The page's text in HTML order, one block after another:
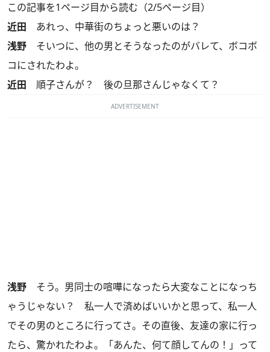
この記事を1ページ目から読む（2/5ページ目）
近田 あれっ、中華街のちょっと悪いのは？
浅野 そいつに、他の男とそうなったのがバレて、ボコボ
コにされたわよ。
近田 順子さんが？ 後の旦那さんじゃなくて？
ADVERTISEMENT
浅野 そう。男同士の喧嘩になったら大変なことになっち
ゃうじゃない？ 私一人で済めばいいかと思って、私一人
でその男のところに行ってさ。その直後、友達の家に行っ
たら、驚かれたわよ。「あんた、何て顔してんの！」って